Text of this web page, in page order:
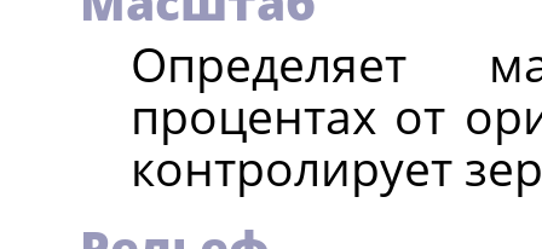
Определяет
процентах от
контролирует